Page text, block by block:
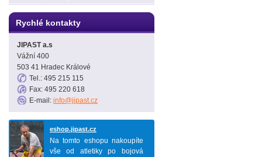
Rychlé kontakty
JIPAST a.s
Vážní 400
503 41 Hradec Králové
Tel.: 495 215 115
Fax: 495 220 618
E-mail: info@jipast.cz
eshop.jipast.cz
Na tomto eshopu nakoupíte
vše od atletiky po bojová